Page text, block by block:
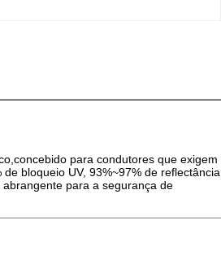
para condutores que exigem
bloqueio UV, 93%~97% de reflectância
para a segurança de